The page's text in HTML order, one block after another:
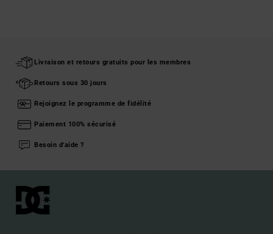
Livraison et retours gratuits pour les membres
Retours sous 30 jours
Rejoignez le programme de fidélité
Paiement 100% sécurisé
Besoin d'aide ?